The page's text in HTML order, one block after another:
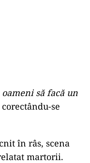
să facă un
corectându-se
în râs, scena
martorii.